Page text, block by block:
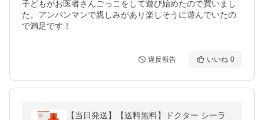
子どもがお医者さんごっこをして遊び始めたので買いまし
た。アンパンマンで親しみがあり楽しそうに遊んでいたの
で満足です！
違反報告 いいね 0
【当日発送】【送料無料】ドクター シーラ